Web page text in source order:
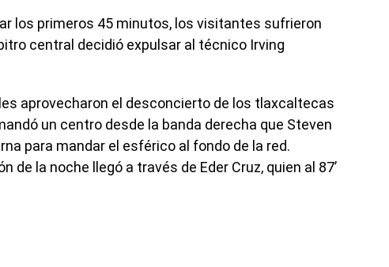
los primeros 45 minutos, los visitantes sufrieron
central decidió expulsar al técnico Irving
aprovecharon el desconcierto de los tlaxcaltecas
un centro desde la banda derecha que Steven
para mandar el esférico al fondo de la red.
de la noche llegó a través de Eder Cruz, quien al 87’